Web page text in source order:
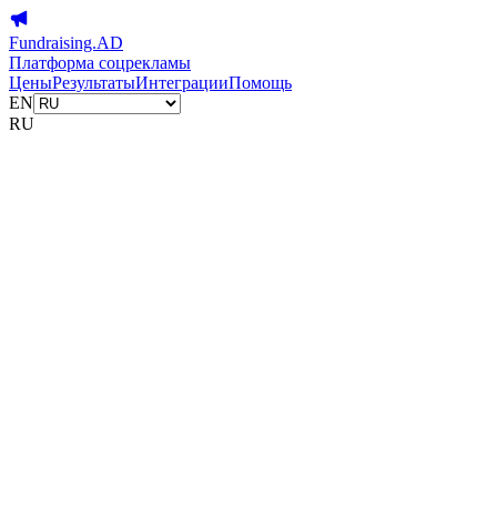
Fundraising.AD
Платформа соцрекламы
ЦеныРезультатыИнтеграцииПомощь
EN
RU